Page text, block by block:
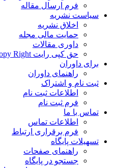
فرم ارسال مقاله
سیاست نشریه
اخلاق نشریه
حمایت مالی مجله
داوری مقالات
حق کپی رایت Copy Right
برای داوران
راهنمای داوران
ثبت نام و اشتراک
اطلاعات ثبت نام
فرم ثبت نام
تماس با ما
اطلاعات تماس
فرم برقراری ارتباط
تسهیلات پایگاه
راهنمای صفحات
جستجو در پایگاه